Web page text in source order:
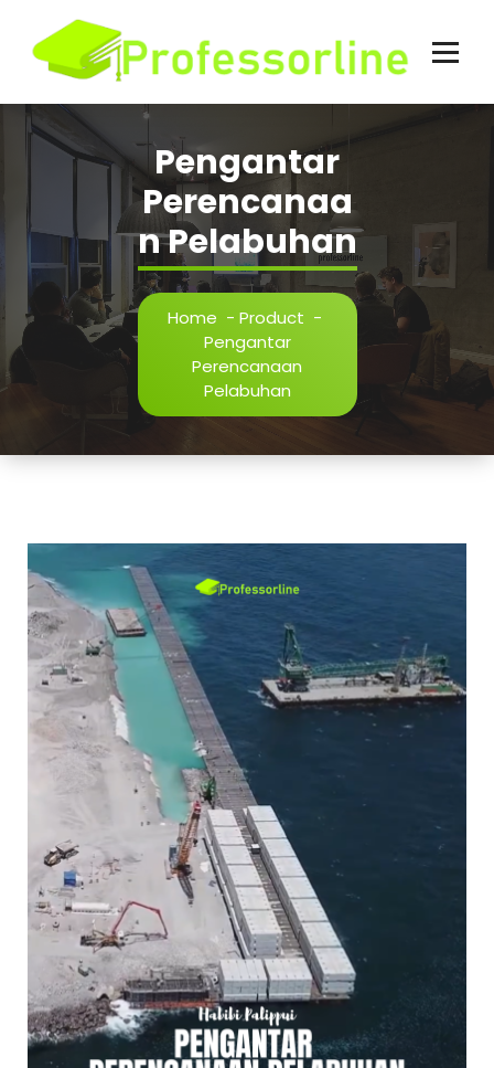
content
Pengantar
Perencanaa
n Pelabuhan
Home - Product -
Pengantar
Perencanaan
Pelabuhan